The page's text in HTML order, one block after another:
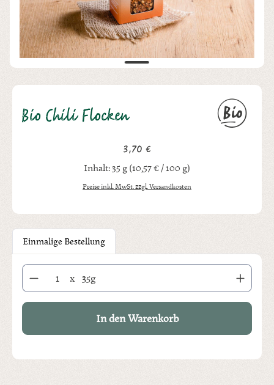
Bio Chili Flocken
Regulärer Preis:
3,70 €
Inhalt:35 g(10,57 € / 100 g)
Preise inkl. MwSt. zzgl. Versandkosten
Einmalige Bestellung
Produkt Anzahl: Gib den gewünschten Wert ein oder benutze die
x 35g
In den Warenkorb